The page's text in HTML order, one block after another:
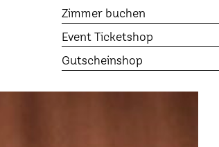
Zimmer buchen
Event Ticketshop
Gutscheinshop